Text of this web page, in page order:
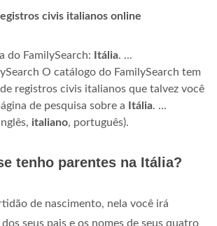
civis italianos online
do FamilySearch: Itália. ...
O catálogo do FamilySearch tem
registros civis italianos que talvez você
de pesquisa sobre a
Itália. ...
italiano, português).
tenho parentes na Itália?
de nascimento, nela você irá
seus pais e os nomes de seus quatro